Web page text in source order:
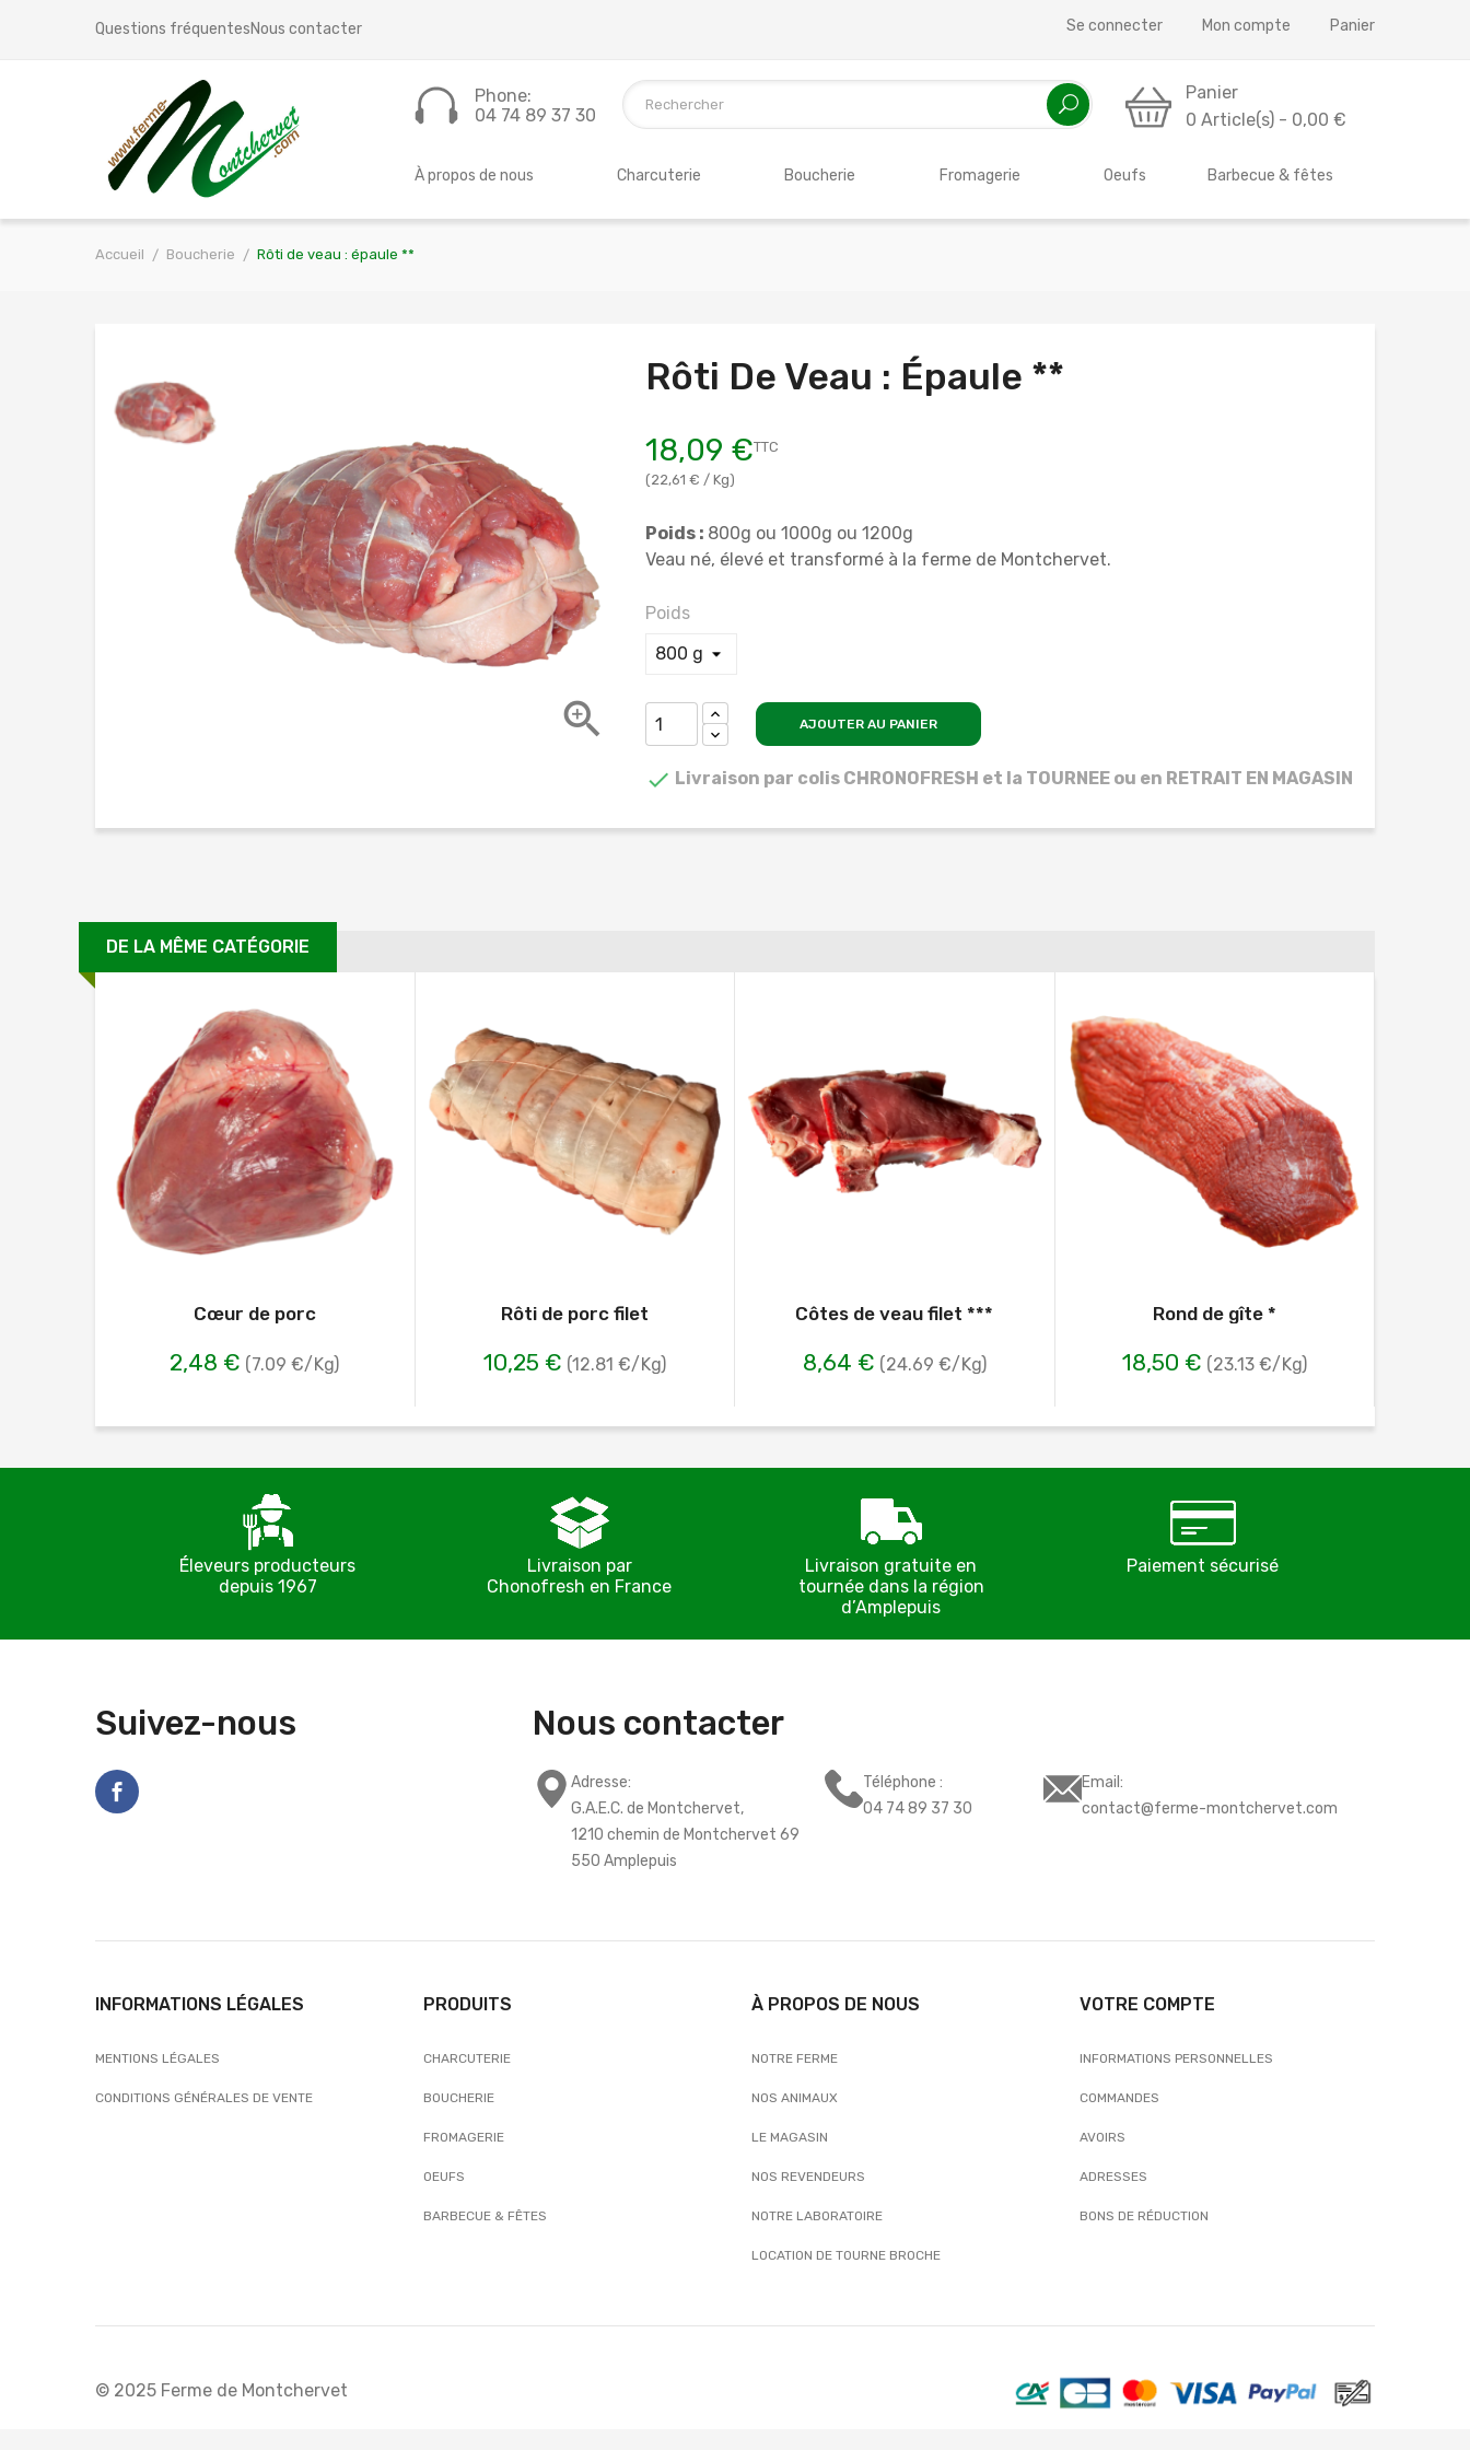
Questions fréquentesNous contacter Se connecter Mon compte Panier
Panier
0 Article(s) - 0,00 €
Phone:
04 74 89 37 30
À propos de nous Charcuterie Boucherie Fromagerie Oeufs Barbecue & fêtes
Accueil Boucherie Rôti de veau : épaule **

Rôti De Veau : Épaule **
18,09 €
(22,61 € / Kg)
TTC
Poids : 800g ou 1000g ou 1200g
Veau né, élevé et transformé à la ferme de Montchervet.
Poids
AJOUTER AU PANIER
 Livraison par colis CHRONOFRESH et la TOURNEE ou en RETRAIT EN MAGASIN
DE LA MÊME CATÉGORIE
Cœur de porc
2,48 € (7.09 €/Kg)
Rôti de porc filet
10,25 € (12.81 €/Kg)
Côtes de veau filet ***
8,64 € (24.69 €/Kg)
Rond de gîte *
18,50 € (23.13 €/Kg)
Éleveurs producteurs
depuis 1967
Livraison par
Chonofresh en France
Livraison gratuite en
tournée dans la région
d’Amplepuis
Paiement sécurisé
Suivez-nous Nous contacter
Adresse:
G.A.E.C. de Montchervet,
1210 chemin de Montchervet 69
550 Amplepuis
Téléphone :
04 74 89 37 30
Email:
contact@ferme-montchervet.com
INFORMATIONS LÉGALES
MENTIONS LÉGALES
CONDITIONS GÉNÉRALES DE VENTE
PRODUITS
CHARCUTERIE
BOUCHERIE
FROMAGERIE
OEUFS
BARBECUE & FÊTES
À PROPOS DE NOUS
NOTRE FERME
NOS ANIMAUX
LE MAGASIN
NOS REVENDEURS
NOTRE LABORATOIRE
LOCATION DE TOURNE BROCHE
VOTRE COMPTE
INFORMATIONS PERSONNELLES
COMMANDES
AVOIRS
ADRESSES
BONS DE RÉDUCTION
© 2025 Ferme de Montchervet